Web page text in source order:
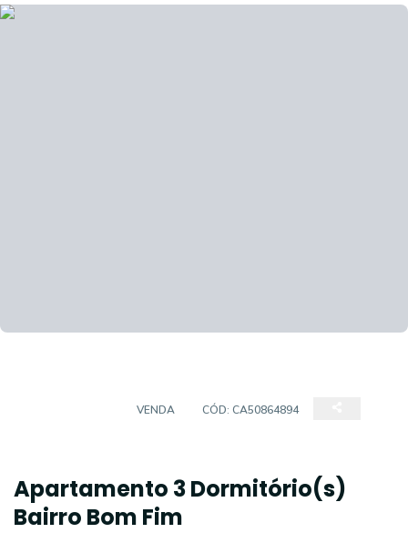
VENDA CÓD: CA50864894
Apartamento 3 Dormitório(s)
Bairro Bom Fim